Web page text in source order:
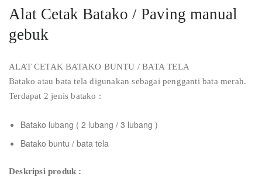
Alat Cetak Batako / Paving manual
gebuk
ALAT CETAK BATAKO BUNTU / BATA TELA
Batako atau bata tela digunakan sebagai pengganti bata merah.
Terdapat 2 jenis batako :
Batako lubang ( 2 lubang / 3 lubang )
Batako buntu / bata tela
Deskripsi produk :